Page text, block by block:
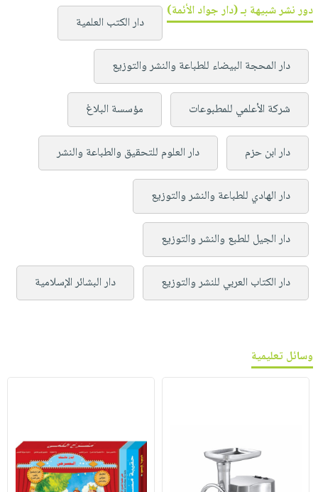
دور نشر شبيهة بـ (دار جواد الأئمة)
دار الكتب العلمية
دار المحجة البيضاء للطباعة والنشر والتوزيع
شركة الأعلمي للمطبوعات مؤسسة البلاغ
دار ابن حزم دار العلوم للتحقيق والطباعة والنشر
دار الهادي للطباعة والنشر والتوزيع
دار الجيل للطبع والنشر والتوزيع
دار الكتاب العربي للنشر والتوزيع دار البشائر الإسلامية
وسائل تعليمية